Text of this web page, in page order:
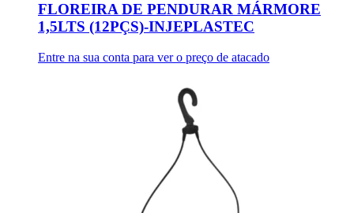
FLOREIRA DE PENDURAR MÁRMORE
1,5LTS (12PÇS)-INJEPLASTEC
Entre na sua conta para ver o preço de atacado